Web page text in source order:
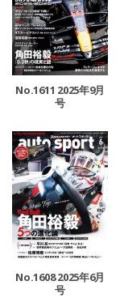
No.1611 2025年9月
号
No.1608 2025年6月
号